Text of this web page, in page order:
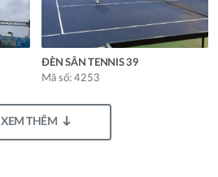
ĐÈN SÂN TENNIS 39
Mã số: 4253
XEM THÊM